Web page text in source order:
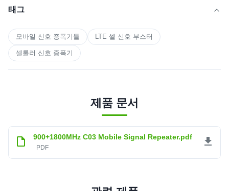
태그
모바일 신호 증폭기들 LTE 셀 신호 부스터
셀룰러 신호 증폭기
제품 문서
900+1800MHz C03 Mobile Signal Repeater.pdf
PDF